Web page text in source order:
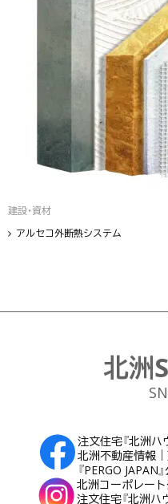
建設・資材
アルセコ外断熱システム
フッター
北洲
注文住宅『北洲
北洲不動産情報
『PERGO JAPAN
北洲コーポレー
注文住宅『北洲ハ